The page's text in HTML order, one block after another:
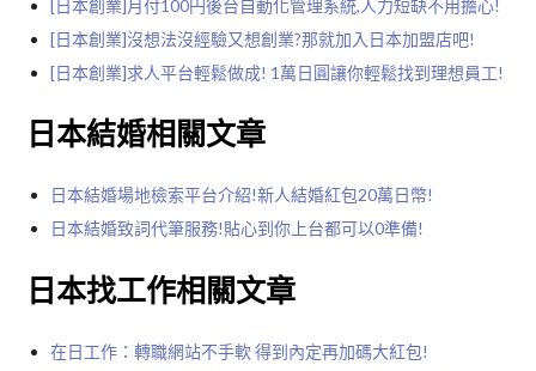
[日本創業]月付100円後台自動化管理系統,人力短缺不用擔心!
[日本創業]沒想法沒經驗又想創業?那就加入日本加盟店吧!
[日本創業]求人平台輕鬆做成! 1萬日圓讓你輕鬆找到理想員工!
日本結婚相關文章
日本結婚場地檢索平台介紹!新人結婚紅包20萬日幣!
日本結婚致詞代筆服務!貼心到你上台都可以0準備!
日本找工作相關文章
在日工作：轉職網站不手軟 得到內定再加碼大紅包!